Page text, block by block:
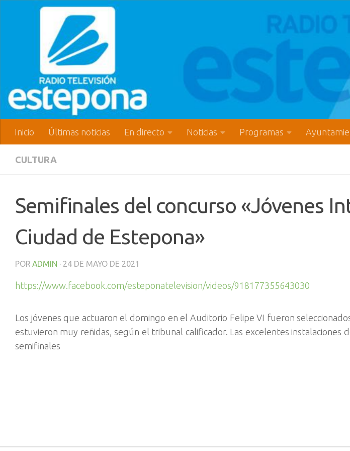
Inicio Últimas noticias En directo Noticias Programas
CULTURA
Semifinales del concurso «Jóvenes
Ciudad de Estepona»
POR ADMIN · 24 DE MAYO DE 2021
https://www.facebook.com/esteponatelevision/videos/918177355643030
Los jóvenes que actuaron el domingo en el Auditorio Felipe VI fueron
estuvieron muy reñidas, según el tribunal calificador. Las excelentes instalaciones
semifinales